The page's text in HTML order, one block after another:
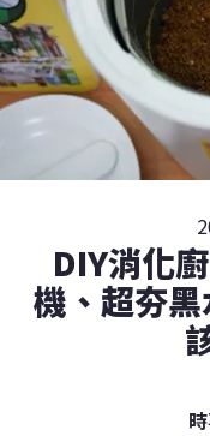
DIY消化
機、超夯